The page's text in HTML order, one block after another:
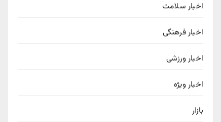
اخبار سلامت
اخبار فرهنگی
اخبار ورزشی
اخبار ویژه
بازار